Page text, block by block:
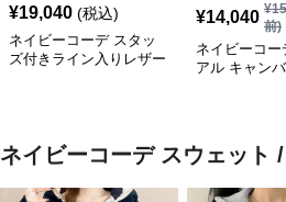
¥19,040 (税込)
ネイビーコーデ スタッ
ズ付きライン入りレザー
¥14,040 ¥
前)
ネイビーコー
アル キャン
ネイビーコーデ スウェット